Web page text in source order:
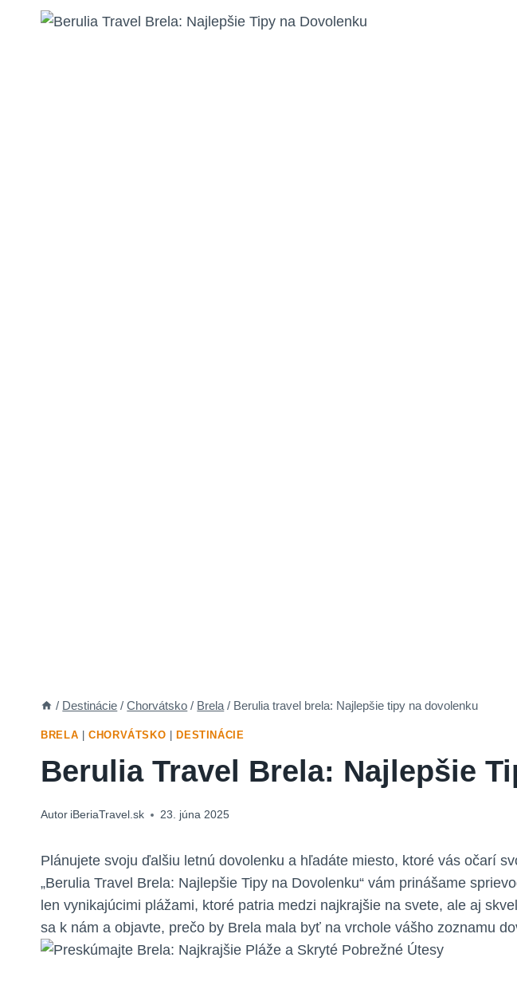
/ Destinácie / Chorvátsko / Brela / Berulia travel brela: Najlepšie tipy na dovolenku
BRELA |CHORVÁTSKO DESTINÁCIE
Berulia Travel Brela: Najlepšie
Autor iBeriaTravel.sk 23. júna 2025
Plánujete svoju ďalšiu letnú dovolenku a hľadáte miesto, ktoré vás očarí
„Berulia Travel Brela: Najlepšie Tipy na Dovolenku“ vám prinášame
len vynikajúcimi plážami, ktoré patria medzi najkrajšie na svete, ale aj
sa k nám a objavte, prečo by Brela mala byť na vrchole vášho zoznamu